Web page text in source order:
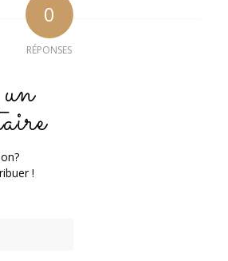
0
RÉPONSES
!